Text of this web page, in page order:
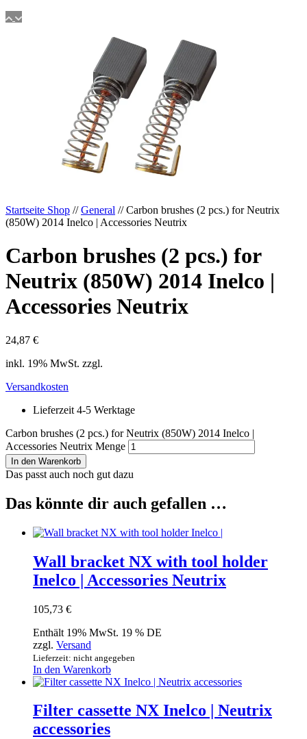
Startseite Shop //General // Carbon brushes (2 pcs.) for Neutrix
(850W) 2014 Inelco | Accessories Neutrix
Carbon brushes (2 pcs.) for
Neutrix (850W) 2014 Inelco |
Accessories Neutrix
24,87 €
inkl. 19% MwSt. zzgl.
Versandkosten
Lieferzeit 4-5 Werktage
Carbon brushes (2 pcs.) for Neutrix (850W) 2014 Inelco |
Accessories Neutrix Menge
In den Warenkorb
Das passt auch noch gut dazu
Das könnte dir auch gefallen …
Wall bracket NX with tool holder
Inelco | Accessories Neutrix
105,73 €
Enthält 19% MwSt. 19 % DE
zzgl. Versand
Lieferzeit: nicht angegeben
In den Warenkorb
Filter cassette NX Inelco | Neutrix
accessories